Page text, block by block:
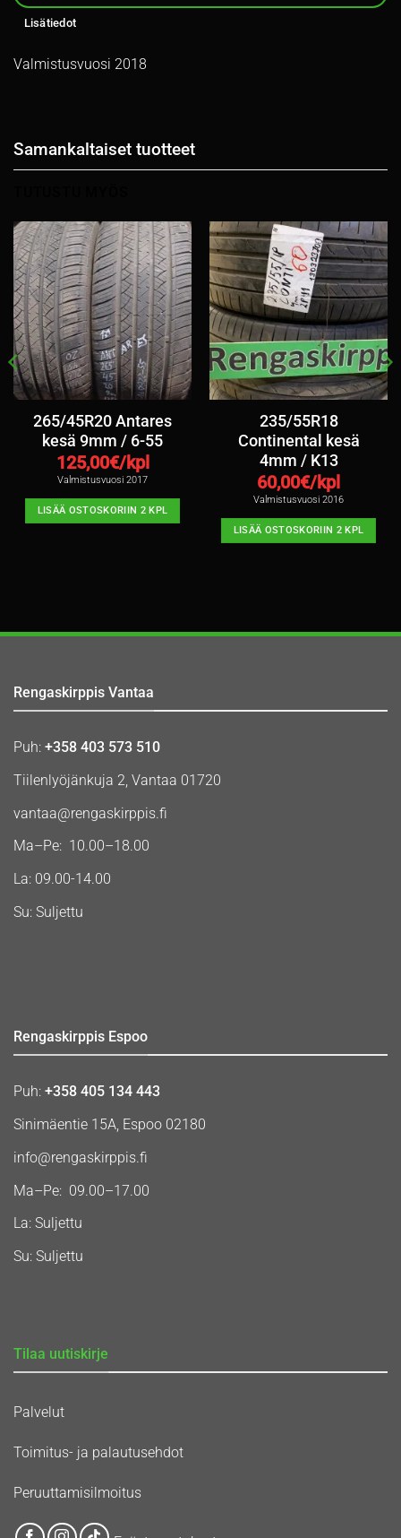
Lisätiedot
Valmistusvuosi 2018
Samankaltaiset tuotteet
265/45R20 Antares
kesä 9mm / 6-55
125,00€/kpl
Valmistusvuosi 2017
LISÄÄ OSTOSKORIIN 2 KPL
235/55R18
Continental kesä
4mm / K13
60,00€/kpl
Valmistusvuosi 2016
LISÄÄ OSTOSKORIIN 2 KPL
Rengaskirppis Vantaa
Puh: +358 403 573 510
Tiilenlyöjänkuja 2, Vantaa 01720
vantaa@rengaskirppis.fi
Ma–Pe: 10.00–18.00
La: 09.00-14.00
Su: Suljettu
Rengaskirppis Espoo
Puh: +358 405 134 443
Sinimäentie 15A, Espoo 02180
info@rengaskirppis.fi
Ma–Pe: 09.00–17.00
La: Suljettu
Su: Suljettu
Tilaa uutiskirje
Palvelut
Toimitus- ja palautusehdot
Peruuttamisilmoitus